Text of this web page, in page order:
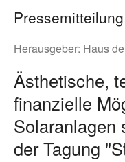
Pressemitteilung
Herausgeber: Haus
Ästhetische,
finanzielle
Solaranlagen
der Tagung